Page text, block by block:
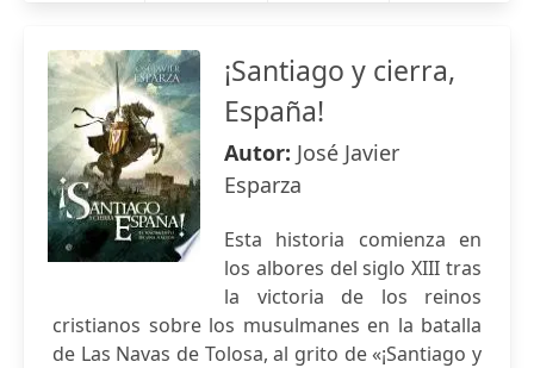
¡Santiago y cierra,
España!
Autor: José Javier
Esparza
Esta historia comienza en
los albores del siglo XIII tras
la victoria de los reinos
cristianos sobre los musulmanes en la batalla
de Las Navas de Tolosa, al grito de «¡Santiago y